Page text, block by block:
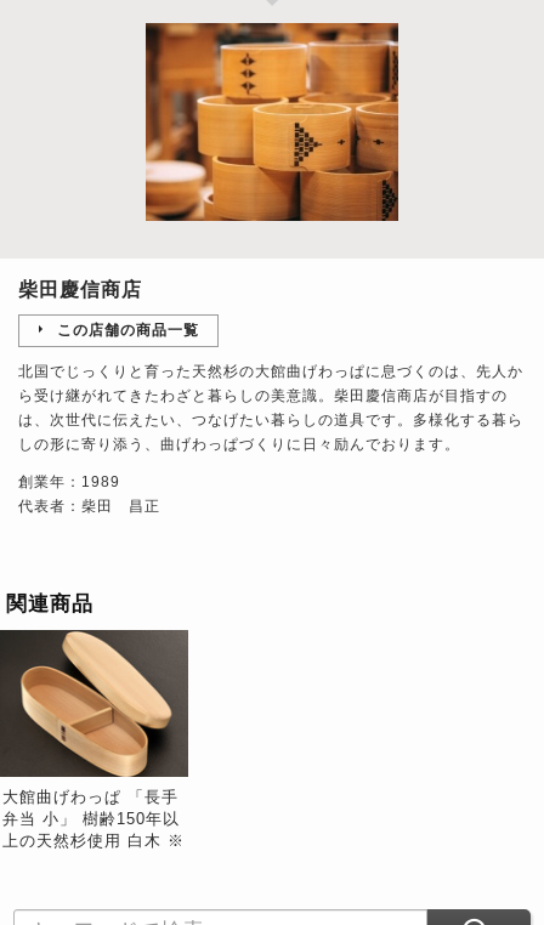
柴田慶信商店
この店舗の商品一覧
北国でじっくりと育った天然杉の大館曲げわっぱに息づくのは、先人か
ら受け継がれてきたわざと暮らしの美意識。柴田慶信商店が目指すの
は、次世代に伝えたい、つなげたい暮らしの道具です。多様化する暮ら
しの形に寄り添う、曲げわっぱづくりに日々励んでおります。
創業年：1989
代表者：柴田 昌正
関連商品
大館曲げわっぱ 「長手
弁当 小」 樹齢150年以
上の天然杉使用 白木 ※